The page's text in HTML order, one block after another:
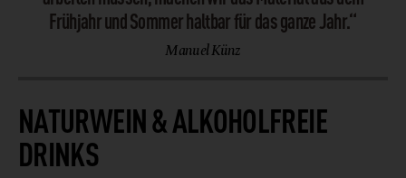
Frühjahr und Sommer haltbar für das ganze Jahr.“
Manuel Künz
NATURWEIN & ALKOHOLFREIE
DRINKS